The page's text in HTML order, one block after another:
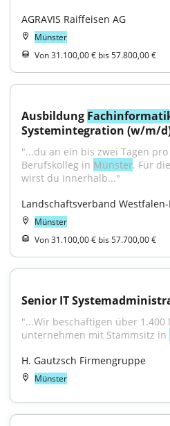
AGRAVIS Raiffeisen AG
Münster
Von 31.100,00 € bis 57.800,00 €
Ausbildung
Systemintegration (w/m/
"...du an ein bis zwei Tagen
Berufskolleg in Münster. Für
wirst du innerhalb..."
Landschaftsverband Westfalen-
Münster
Von 31.100,00 € bis 57.700,00 €
Senior IT
"...Wir beschäftigen über
unternehmen mit Stammsitz in
H. Gautzsch Firmengruppe
Münster